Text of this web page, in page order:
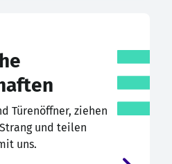
Türenöffner, ziehen
und teilen
uns.